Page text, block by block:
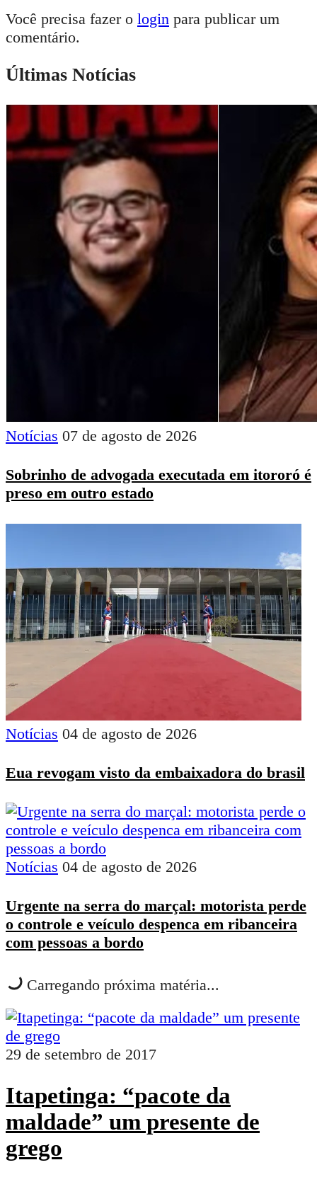
Você precisa fazer o login para publicar um
comentário.
Últimas Notícias
Notícias 07 de agosto de 2026
Sobrinho de advogada executada em itororó é
preso em outro estado
Notícias 04 de agosto de 2026
Eua revogam visto da embaixadora do brasil
Notícias 04 de agosto de 2026
Urgente na serra do marçal: motorista perde
o controle e veículo despenca em ribanceira
com pessoas a bordo
Carregando próxima matéria...
29 de setembro de 2017
Itapetinga: “pacote da
maldade” um presente de
grego